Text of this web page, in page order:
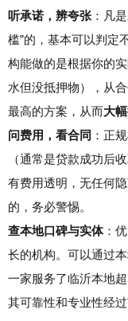
听承诺，辨夸张 ：凡
槛”的，基本可以判定
构能做的是根据你的
水但没抵押物），从
最高的方案，从而大
问费用，看合同 ：正
（通常是贷款成功后
有费用透明，无任何
的，务必警惕。
查本地口碑与实体：
长的机构。可以通过
一家服务了临沂本地
其可靠性和专业性经